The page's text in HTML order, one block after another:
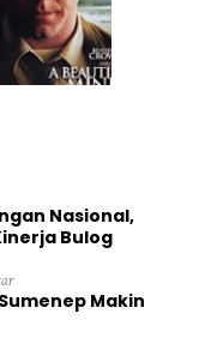
Nasional,
Bulog
Makin